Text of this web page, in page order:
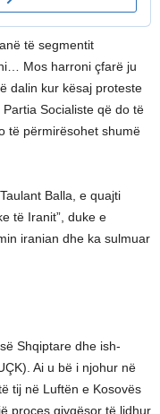
të segmentit
Mos harroni çfarë ju
dalin kur kësaj proteste
Socialiste që do të
të përmirësohet shumë
Balla, e quajti
të Iranit”, duke e
iranian dhe ka sulmuar
Shqiptare dhe ish-
Ai u bë i njohur në
tij në Luftën e Kosovës
proces gjyqësor të lidhur